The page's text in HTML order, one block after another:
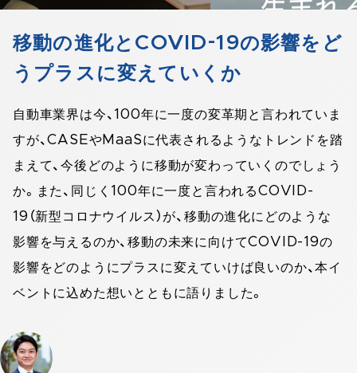
移動の進化とCOVID-19の影響をど
うプラスに変えていくか​
自動車業界は今、100年に一度の変革期と言われていま
すが、CASEやMaaSに代表されるようなトレンドを踏
まえて、今後どのように移動が変わっていくのでしょう
か。また、同じく100年に一度と言われるCOVID-
19（新型コロナウイルス）が、移動の進化にどのような
影響を与えるのか、移動の未来に向けてCOVID-19の
影響をどのようにプラスに変えていけば良いのか、本イ
ベントに込めた想いとともに語りました。